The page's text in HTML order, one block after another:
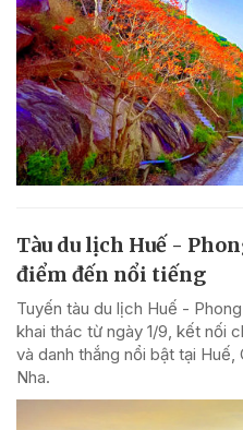
Tàu du lịch Huế -
điểm đến nổi tiếng
Tuyến tàu du lịch Huế -
khai thác từ ngày 1/9, kết nối
và danh thắng nổi bật tại
Nha.